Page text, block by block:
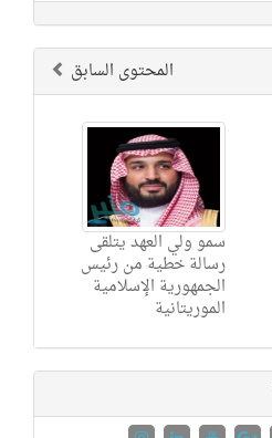
المحتوى السابق
سمو ولي العهد يتلقى
رسالة خطية من رئيس
الجمهورية الإسلامية
الموريتانية